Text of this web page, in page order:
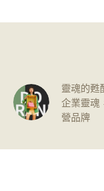
靈魂的甦
企業靈魂
營品牌